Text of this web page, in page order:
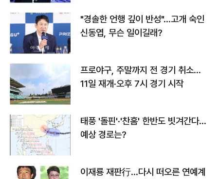
"경솔한 언행 깊이 반성"…고개 숙인
신동엽, 무슨 일이길래?
프로야구, 주말까지 전 경기 취소…
11일 재개·오후 7시 경기 시작
태풍 '돌핀'·'찬홈' 한반도 빗겨간다…
예상 경로는?
이재룡 재판行…다시 떠오른 연예계